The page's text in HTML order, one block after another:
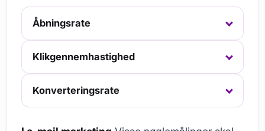
Åbningsrate
Klikgennemhastighed
Konverteringsrate